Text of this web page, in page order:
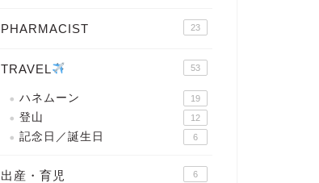
PHARMACIST 23
TRAVEL 53
ハネムーン 19
登山 12
記念日／誕生日 6
出産・育児 6